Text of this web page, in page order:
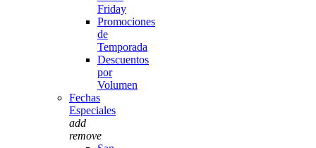
Friday
Promociones
de
Temporada
Descuentos
por
Volumen
Fechas
Especiales
add
remove